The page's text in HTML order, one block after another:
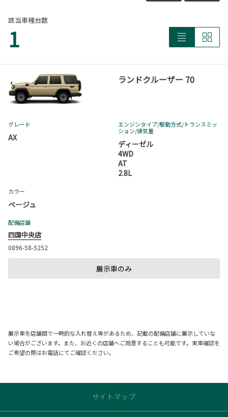
該当車種台数
1
ランドクルーザー 70
グレード
AX
エンジンタイプ/駆動方式/トランスミッ
ション/排気量
ディーゼル
4WD
AT
2.8L
カラー
ベージュ
配備店舗
四国中央店
0896-58-5252
展示車のみ
展示車を店舗間で一時的な入れ替え等があるため、記載の配備店舗に展示していな
い場合がございます。また、お近くの店舗へご用意することも可能です。実車確認を
ご希望の際はお電話にてご確認ください。
サイトマップ